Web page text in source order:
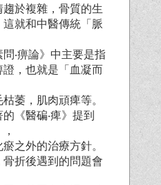
於複雜，骨質的生
就和中醫傳統「脈
‧痹論》中主要是指
證，也就是「血凝而
萎，肌肉頑痺等。
《醫碥‧痺》提到
之外的治療方針。
折後遇到的問題會